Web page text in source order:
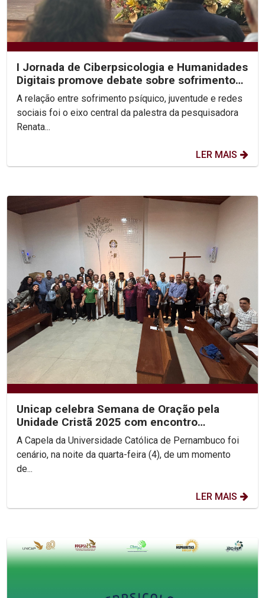
I Jornada de Ciberpsicologia e Humanidades
Digitais promove debate sobre sofrimento
psíquico nas...
A relação entre sofrimento psíquico, juventude e redes
sociais foi o eixo central da palestra da pesquisadora
Renata...
LER MAIS
Unicap celebra Semana de Oração pela
Unidade Cristã 2025 com encontro
ecumênico e roda de diálogo...
A Capela da Universidade Católica de Pernambuco foi
cenário, na noite da quarta-feira (4), de um momento
de...
LER MAIS